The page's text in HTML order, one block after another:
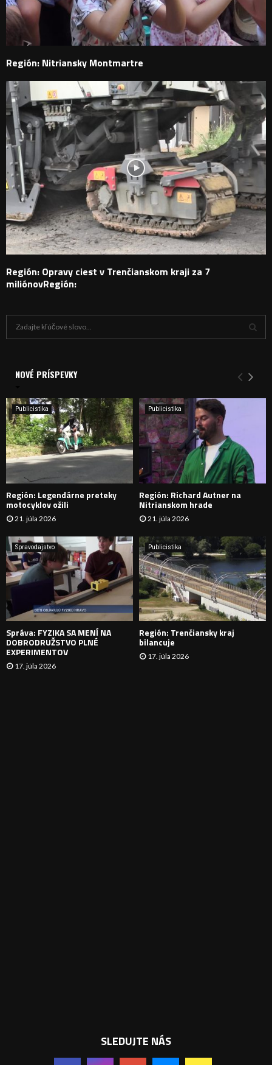
Región: Nitriansky Montmartre
Región: Opravy ciest v Trenčianskom kraji za 7
miliónovRegión:
i
e
:
Y
H
D
A
N
I
E
NOVÉ PRÍSPEVKY
Publicistika
Región: Legendárne preteky
motocyklov ožili
21. júla 2026
Publicistika
Región: Richard Autner na
Nitrianskom hrade
21. júla 2026
Spravodajstvo
Správa: FYZIKA SA MENÍ NA
DOBRODRUŽSTVO PLNÉ
EXPERIMENTOV
17. júla 2026
Publicistika
Región: Trenčiansky kraj
bilancuje
17. júla 2026
SLEDUJTE NÁS